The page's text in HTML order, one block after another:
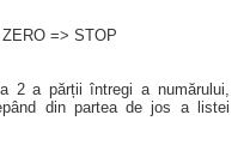
=> STOP
2 a părții întregi a numărului,
din partea de jos a listei